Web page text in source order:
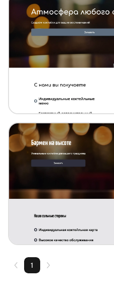
Создать похожий
Создать похожий
1